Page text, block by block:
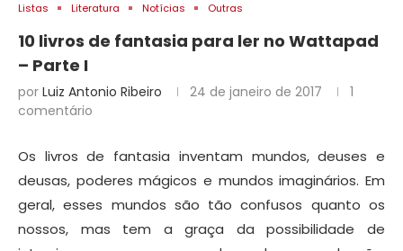
Listas Literatura Notícias Outras
10 livros de fantasia para ler no Wattapad
– Parte I
por Luiz Antonio Ribeiro 24 de janeiro de 2017
1
comentário
Os livros de fantasia inventam mundos, deuses e
deusas, poderes mágicos e mundos imaginários. Em
geral, esses mundos são tão confusos quanto os
nossos, mas tem a graça da possibilidade de